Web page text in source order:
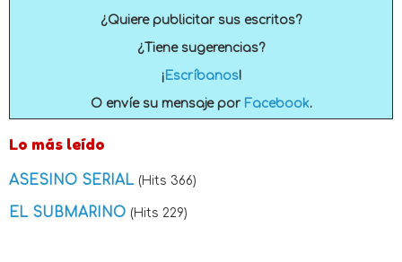
¿Quiere publicitar sus escritos?
¿Tiene sugerencias?
¡ Escríbanos!
O envíe su mensaje por Facebook.
Lo más leído
ASESINO SERIAL (Hits 366)
EL SUBMARINO (Hits 229)